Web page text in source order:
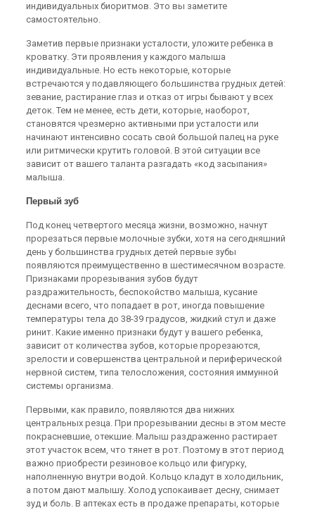
индивидуальных биоритмов. Это вы заметите
самостоятельно.
Заметив первые признаки усталости, уложите ребенка в
кроватку. Эти проявления у каждого малыша
индивидуальные. Но есть некоторые, которые
встречаются у подавляющего большинства грудных детей:
зевание, растирание глаз и отказ от игры бывают у всех
деток. Тем не менее, есть дети, которые, наоборот,
становятся чрезмерно активными при усталости или
начинают интенсивно сосать свой большой палец на руке
или ритмически крутить головой. В этой ситуации все
зависит от вашего таланта разгадать «код засыпания»
малыша.
Первый зуб
Под конец четвертого месяца жизни, возможно, начнут
прорезаться первые молочные зубки, хотя на сегодняшний
день у большинства грудных детей первые зубы
появляются преимущественно в шестимесячном возрасте.
Признаками прорезывания зубов будут
раздражительность, беспокойство малыша, кусание
деснами всего, что попадает в рот, иногда повышение
температуры тела до 38-39 градусов, жидкий стул и даже
ринит. Какие именно признаки будут у вашего ребенка,
зависит от количества зубов, которые прорезаются,
зрелости и совершенства центральной и периферической
нервной систем, типа телосложения, состояния иммунной
системы организма.
Первыми, как правило, появляются два нижних
центральных резца. При прорезывании десны в этом месте
покрасневшие, отекшие. Малыш раздраженно растирает
этот участок всем, что тянет в рот. Поэтому в этот период
важно приобрести резиновое кольцо или фигурку,
наполненную внутри водой. Кольцо кладут в холодильник,
а потом дают малышу. Холод успокаивает десну, снимает
зуд и боль. В аптеках есть в продаже препараты, которые